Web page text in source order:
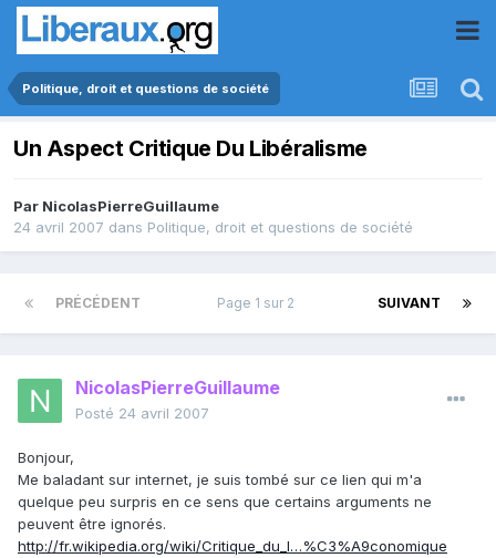
Politique, droit et questions de société
Un Aspect Critique Du Libéralisme
Par NicolasPierreGuillaume
24 avril 2007 dans Politique, droit et questions de société
PRÉCÉDENT SUIVANT
Page 1 sur 2
NicolasPierreGuillaume
Posté 24 avril 2007
Bonjour,
Me baladant sur internet, je suis tombé sur ce lien qui m'a
quelque peu surpris en ce sens que certains arguments ne
peuvent être ignorés.
http://fr.wikipedia.org/wiki/Critique_du_l…%C3%A9conomique